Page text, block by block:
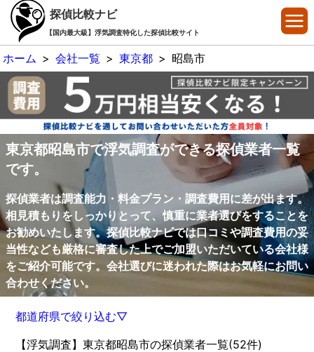
探偵比較ナビ
【国内最大級】浮気調査特化した探偵比較サイト
ホーム > 会社一覧 > 東京都 > 昭島市
東京都昭島市で浮気調査ができる探偵業者一覧
です。
探偵業者は調査能力・料金プラン・調査費用に差が出ます。
相見積もりをしっかりとって、慎重に業者選びをすることを
お勧めいたします。探偵比較ナビでは口コミや調査費用の妥
当性なども厳格に審査した上でご加盟いただいている会社様
をご紹介可能です。会社選びに迷われた際はお気軽にお問い
合わせください。
都道府県で絞り込む▽
【浮気調査】東京都昭島市の探偵業者一覧(52件)